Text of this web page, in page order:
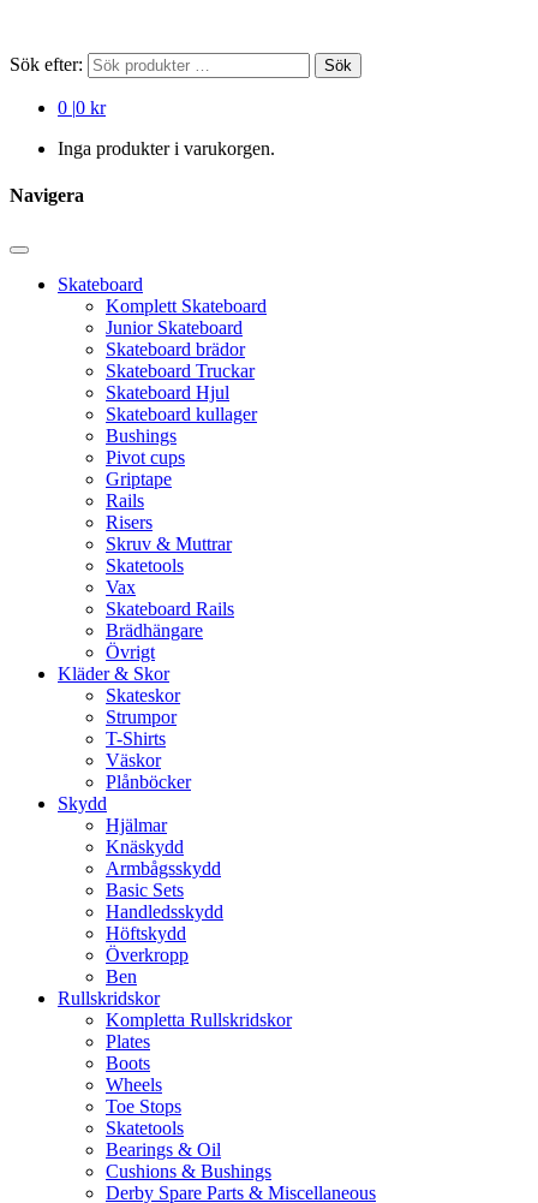
Sök efter: Sök
0 |0 kr
Inga produkter i varukorgen.
Navigera
Skateboard
Komplett Skateboard
Junior Skateboard
Skateboard brädor
Skateboard Truckar
Skateboard Hjul
Skateboard kullager
Bushings
Pivot cups
Griptape
Rails
Risers
Skruv & Muttrar
Skatetools
Vax
Skateboard Rails
Brädhängare
Övrigt
Kläder & Skor
Skateskor
Strumpor
T-Shirts
Väskor
Plånböcker
Skydd
Hjälmar
Knäskydd
Armbågsskydd
Basic Sets
Handledsskydd
Höftskydd
Överkropp
Ben
Rullskridskor
Kompletta Rullskridskor
Plates
Boots
Wheels
Toe Stops
Skatetools
Bearings & Oil
Cushions & Bushings
Derby Spare Parts & Miscellaneous